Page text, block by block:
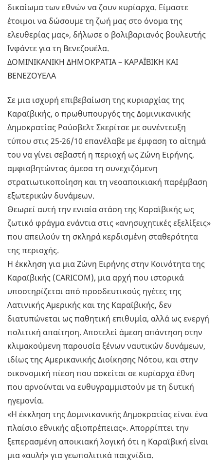
δικαίωμα των εθνών να ζουν κυρίαρχα. Είμαστε
έτοιμοι να δώσουμε τη ζωή μας στο όνομα της
ελευθερίας μας», δήλωσε ο βολιβαριανός βουλευτής
Ινφάντε για τη Βενεζουέλα.
ΔΟΜΙΝΙΚΑΝΙΚΗ ΔΗΜΟΚΡΑΤΙΑ – ΚΑΡΑΪΒΙΚΗ ΚΑΙ
ΒΕΝΕΖΟΥΕΛΑ
Σε μια ισχυρή επιβεβαίωση της κυριαρχίας της
Καραϊβικής, ο πρωθυπουργός της Δομινικανικής
Δημοκρατίας Ρούσβελτ Σκερίτσε με συνέντευξη
τύπου στις 25-26/10 επανέλαβε με έμφαση το αίτημά
του να γίνει σεβαστή η περιοχή ως Ζώνη Ειρήνης,
αμφισβητώντας άμεσα τη συνεχιζόμενη
στρατιωτικοποίηση και τη νεοαποικιακή παρέμβαση
εξωτερικών δυνάμεων.
Θεωρεί αυτή την ενιαία στάση της Καραϊβικής ως
ζωτικό φράγμα ενάντια στις «ανησυχητικές εξελίξεις»
που απειλούν τη σκληρά κερδισμένη σταθερότητα
της περιοχής.
Η έκκληση για μια Ζώνη Ειρήνης στην Κοινότητα της
Καραϊβικής (CARICOM), μια αρχή που ιστορικά
υποστηρίζεται από προοδευτικούς ηγέτες της
Λατινικής Αμερικής και της Καραϊβικής, δεν
διατυπώνεται ως παθητική επιθυμία, αλλά ως ενεργή
πολιτική απαίτηση. Αποτελεί άμεση απάντηση στην
κλιμακούμενη παρουσία ξένων ναυτικών δυνάμεων,
ιδίως της Αμερικανικής Διοίκησης Νότου, και στην
οικονομική πίεση που ασκείται σε κυρίαρχα έθνη
που αρνούνται να ευθυγραμμιστούν με τη δυτική
ηγεμονία.
«Η έκκληση της Δομινικανικής Δημοκρατίας είναι ένα
πλαίσιο εθνικής αξιοπρέπειας». Απορρίπτει την
ξεπερασμένη αποικιακή λογική ότι η Καραϊβική είναι
μια «αυλή» για γεωπολιτικά παιχνίδια.